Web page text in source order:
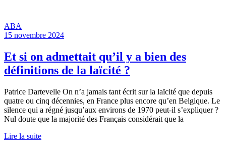
ABA
15 novembre 2024
Et si on admettait qu’il y a bien des
définitions de la laïcité ?
Patrice Dartevelle On n’a jamais tant écrit sur la laïcité que depuis
quatre ou cinq décennies, en France plus encore qu’en Belgique. Le
silence qui a régné jusqu’aux environs de 1970 peut-il s’expliquer ?
Nul doute que la majorité des Français considérait que la
Lire la suite